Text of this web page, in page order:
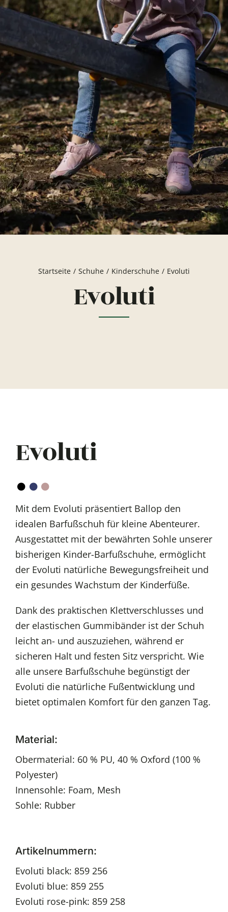
Startseite Schuhe Kinderschuhe Evoluti
Evoluti
Evoluti
Mit dem Evoluti präsentiert Ballop den
idealen Barfußschuh für kleine Abenteurer.
Ausgestattet mit der bewährten Sohle unserer
bisherigen Kinder-Barfußschuhe, ermöglicht
der Evoluti natürliche Bewegungsfreiheit und
ein gesundes Wachstum der Kinderfüße.
Dank des praktischen Klettverschlusses und
der elastischen Gummibänder ist der Schuh
leicht an- und auszuziehen, während er
sicheren Halt und festen Sitz verspricht. Wie
alle unsere Barfußschuhe begünstigt der
Evoluti die natürliche Fußentwicklung und
bietet optimalen Komfort für den ganzen Tag.
Material:
Obermaterial: 60 % PU, 40 % Oxford (100 %
Polyester)
Innensohle: Foam, Mesh
Sohle: Rubber
Artikelnummern:
Evoluti black: 859 256
Evoluti blue: 859 255
Evoluti rose-pink: 859 258